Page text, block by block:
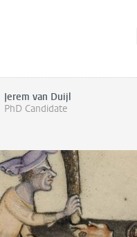
Jerem van Duijl
PhD Candidate